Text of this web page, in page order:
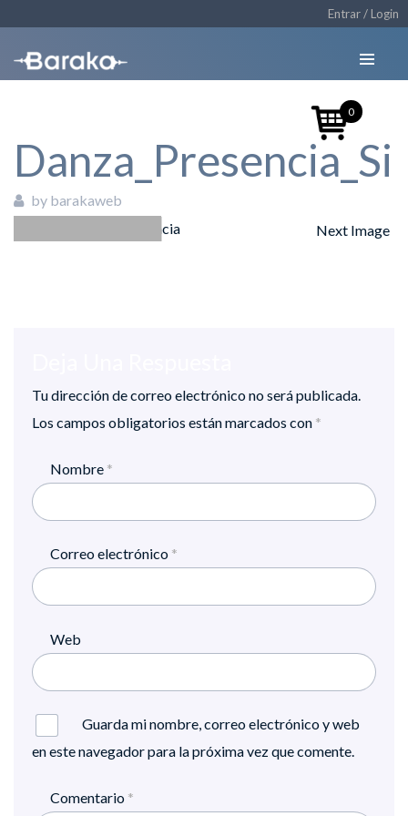
Entrar / Login
by barakaweb
Next Image
Tu dirección de correo electrónico no será publicada.
Los campos obligatorios están marcados con *
Nombre *
Correo electrónico *
Web
Guarda mi nombre, correo electrónico y web
en este navegador para la próxima vez que comente.
Comentario *
0